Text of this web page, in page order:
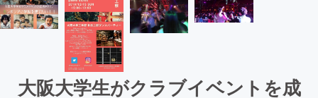
大阪大学生がクラブイベントを成